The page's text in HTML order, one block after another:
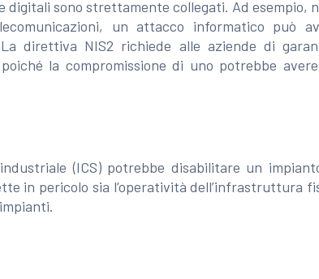
sono strettamente collegati. Ad esempio,
un attacco informatico può
direttiva NIS2 richiede alle aziende di
la compromissione di uno potrebbe
(ICS) potrebbe disabilitare un
in pericolo sia l’operatività dell’infrastruttura